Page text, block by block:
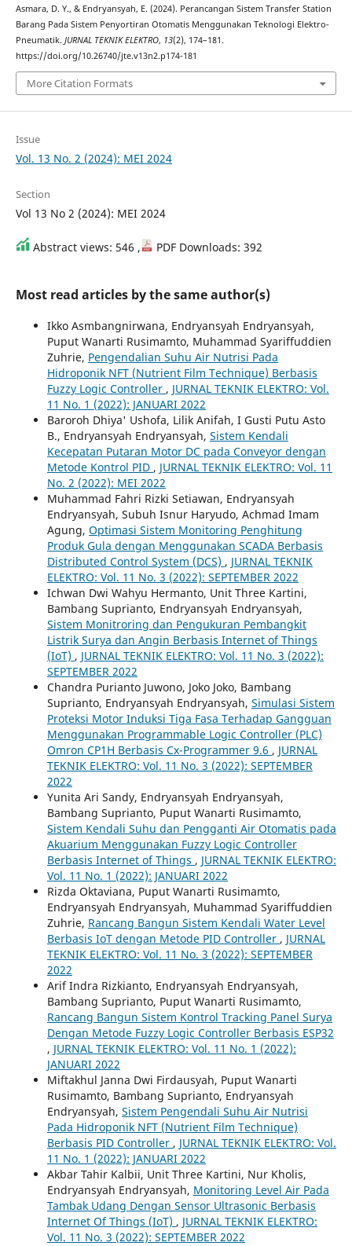
Asmara, D. Y., & Endryansyah, E. (2024). Perancangan Sistem Transfer Station
Barang Pada Sistem Penyortiran Otomatis Menggunakan Teknologi Elektro-
Pneumatik. JURNAL TEKNIK ELEKTRO, 13(2), 174–181.
https://doi.org/10.26740/jte.v13n2.p174-181
More Citation Formats
Issue
Vol. 13 No. 2 (2024): MEI 2024
Section
Vol 13 No 2 (2024): MEI 2024
Abstract views: 546 , PDF Downloads: 392
Most read articles by the same author(s)
Ikko Asmbangnirwana, Endryansyah Endryansyah,
Puput Wanarti Rusimamto, Muhammad Syariffuddien
Zuhrie, Pengendalian Suhu Air Nutrisi Pada
Hidroponik NFT (Nutrient Film Technique) Berbasis
Fuzzy Logic Controller , JURNAL TEKNIK ELEKTRO: Vol.
11 No. 1 (2022): JANUARI 2022
Baroroh Dhiya' Ushofa, Lilik Anifah, I Gusti Putu Asto
B., Endryansyah Endryansyah, Sistem Kendali
Kecepatan Putaran Motor DC pada Conveyor dengan
Metode Kontrol PID , JURNAL TEKNIK ELEKTRO: Vol. 11
No. 2 (2022): MEI 2022
Muhammad Fahri Rizki Setiawan, Endryansyah
Endryansyah, Subuh Isnur Haryudo, Achmad Imam
Agung, Optimasi Sistem Monitoring Penghitung
Produk Gula dengan Menggunakan SCADA Berbasis
Distributed Control System (DCS) , JURNAL TEKNIK
ELEKTRO: Vol. 11 No. 3 (2022): SEPTEMBER 2022
Ichwan Dwi Wahyu Hermanto, Unit Three Kartini,
Bambang Suprianto, Endryansyah Endryansyah,
Sistem Monitroring dan Pengukuran Pembangkit
Listrik Surya dan Angin Berbasis Internet of Things
(IoT) , JURNAL TEKNIK ELEKTRO: Vol. 11 No. 3 (2022):
SEPTEMBER 2022
Chandra Purianto Juwono, Joko Joko, Bambang
Suprianto, Endryansyah Endryansyah, Simulasi Sistem
Proteksi Motor Induksi Tiga Fasa Terhadap Gangguan
Menggunakan Programmable Logic Controller (PLC)
Omron CP1H Berbasis Cx-Programmer 9.6 , JURNAL
TEKNIK ELEKTRO: Vol. 11 No. 3 (2022): SEPTEMBER
2022
Yunita Ari Sandy, Endryansyah Endryansyah,
Bambang Suprianto, Puput Wanarti Rusimamto,
Sistem Kendali Suhu dan Pengganti Air Otomatis pada
Akuarium Menggunakan Fuzzy Logic Controller
Berbasis Internet of Things , JURNAL TEKNIK ELEKTRO:
Vol. 11 No. 1 (2022): JANUARI 2022
Rizda Oktaviana, Puput Wanarti Rusimamto,
Endryansyah Endryansyah, Muhammad Syariffuddien
Zuhrie, Rancang Bangun Sistem Kendali Water Level
Berbasis IoT dengan Metode PID Controller , JURNAL
TEKNIK ELEKTRO: Vol. 11 No. 3 (2022): SEPTEMBER
2022
Arif Indra Rizkianto, Endryansyah Endryansyah,
Bambang Suprianto, Puput Wanarti Rusimamto,
Rancang Bangun Sistem Kontrol Tracking Panel Surya
Dengan Metode Fuzzy Logic Controller Berbasis ESP32
, JURNAL TEKNIK ELEKTRO: Vol. 11 No. 1 (2022):
JANUARI 2022
Miftakhul Janna Dwi Firdausyah, Puput Wanarti
Rusimamto, Bambang Suprianto, Endryansyah
Endryansyah, Sistem Pengendali Suhu Air Nutrisi
Pada Hidroponik NFT (Nutrient Film Technique)
Berbasis PID Controller , JURNAL TEKNIK ELEKTRO: Vol.
11 No. 1 (2022): JANUARI 2022
Akbar Tahir Kalbii, Unit Three Kartini, Nur Kholis,
Endryansyah Endryansyah, Monitoring Level Air Pada
Tambak Udang Dengan Sensor Ultrasonic Berbasis
Internet Of Things (IoT) , JURNAL TEKNIK ELEKTRO:
Vol. 11 No. 3 (2022): SEPTEMBER 2022